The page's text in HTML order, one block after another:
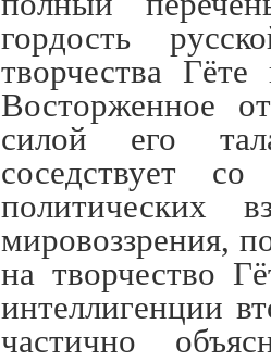
гордость
творчества
Восторженное
силой его
соседствует
политических
мировоззрения,
на творчество
интеллигенции
частично